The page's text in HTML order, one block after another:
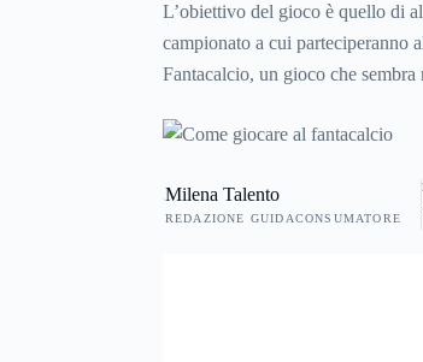
L’obiettivo del gioco è quello di
campionato a cui parteciperanno
Fantacalcio, un gioco che
Milena Talento
REDAZIONE GUIDACONSUMATORE